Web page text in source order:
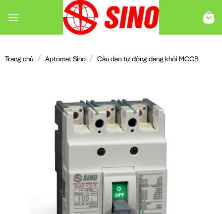
đến
Trang chủ / Aptomat Sino / Cầu dao tự động dạng khối MCCB